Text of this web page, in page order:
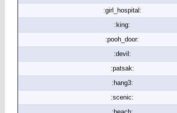
:girl_hospital:
:king:
:pooh_door:
:devil:
:patsak:
:hang3:
:scenic: